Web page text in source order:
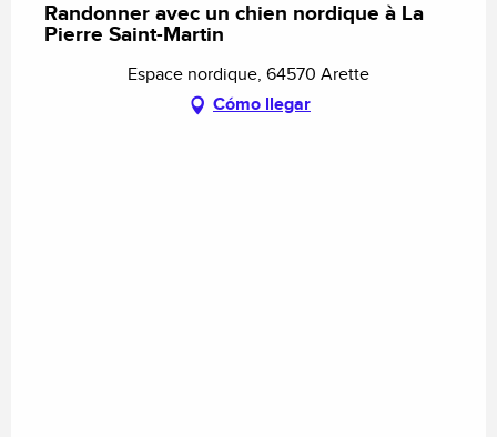
Randonner avec un chien nordique à La
Pierre Saint-Martin
Espace nordique, 64570 Arette
Cómo llegar